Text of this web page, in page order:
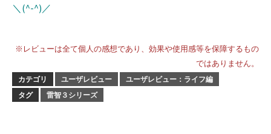
＼(^-^)／
※レビューは全て個人の感想であり、効果や使用感等を保障するもの
ではありません。
カテゴリ ユーザレビュー
ユーザレビュー：ライフ編
タグ
雷智３シリーズ